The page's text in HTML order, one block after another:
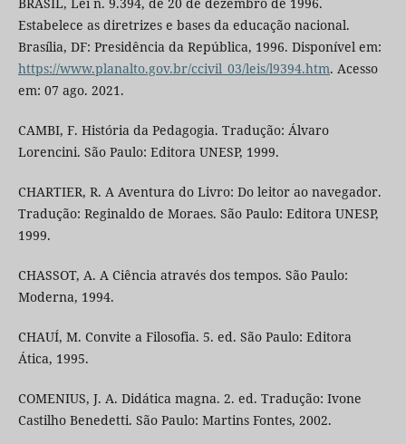
Estabelece as diretrizes e bases da educação nacional.
Brasília, DF: Presidência da República, 1996. Disponível em:
https://www.planalto.gov.br/ccivil_03/leis/l9394.htm. Acesso
em: 07 ago. 2021.
CAMBI, F. História da Pedagogia. Tradução: Álvaro
Lorencini. São Paulo: Editora UNESP, 1999.
CHARTIER, R. A Aventura do Livro: Do leitor ao navegador.
Tradução: Reginaldo de Moraes. São Paulo: Editora UNESP,
1999.
CHASSOT, A. A Ciência através dos tempos. São Paulo:
Moderna, 1994.
CHAUÍ, M. Convite a Filosofia. 5. ed. São Paulo: Editora
Ática, 1995.
COMENIUS, J. A. Didática magna. 2. ed. Tradução: Ivone
Castilho Benedetti. São Paulo: Martins Fontes, 2002.